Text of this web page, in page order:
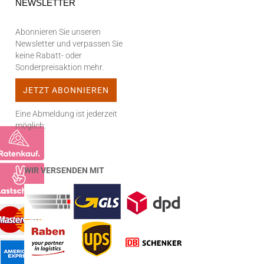
NEWSLETTER
Abonnieren Sie unseren
Newsletter und verpassen Sie
keine Rabatt- oder
Sonderpreisaktion mehr.
Eine Abmeldung ist jederzeit
möglich.
WIR VERSENDEN MIT